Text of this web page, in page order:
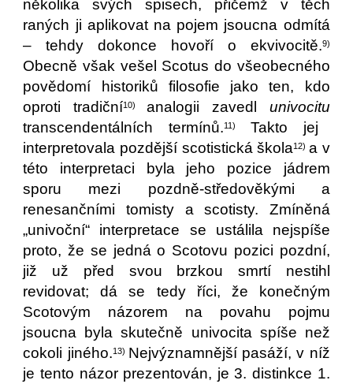
několika svých spisech, přičemž v těch
raných ji aplikovat na pojem jsoucna odmítá
– tehdy dokonce hovoří o ekvivocitě.9)
Obecně však vešel Scotus do všeobecného
povědomí historiků filosofie jako ten, kdo
oproti tradiční10) analogii zavedl univocitu
transcendentálních termínů.11) Takto jej
interpretovala pozdější scotistická škola12) a v
této interpretaci byla jeho pozice jádrem
sporu mezi pozdně-středověkými a
renesančními tomisty a scotisty. Zmíněná
„univoční“ interpretace se ustálila nejspíše
proto, že se jedná o Scotovu pozici pozdní,
již už před svou brzkou smrtí nestihl
revidovat; dá se tedy říci, že konečným
Scotovým názorem na povahu pojmu
jsoucna byla skutečně univocita spíše než
cokoli jiného.13) Nejvýznamnější pasáží, v níž
je tento názor prezentován, je 3. distinkce 1.